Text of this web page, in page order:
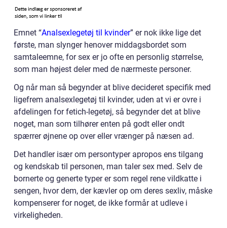
Emnet “Analsexlegetøj til kvinder” er nok ikke lige det
første, man slynger henover middagsbordet som
samtaleemne, for sex er jo ofte en personlig størrelse,
som man højest deler med de nærmeste personer.
Og når man så begynder at blive decideret specifik med
ligefrem analsexlegetøj til kvinder, uden at vi er ovre i
afdelingen for fetich-legetøj, så begynder det at blive
noget, man som tilhører enten på godt eller ondt
spærrer øjnene op over eller vrænger på næsen ad.
Det handler især om persontyper apropos ens tilgang
og kendskab til personen, man taler sex med. Selv de
bornerte og generte typer er som regel rene vildkatte i
sengen, hvor dem, der kævler op om deres sexliv, måske
kompenserer for noget, de ikke formår at udleve i
virkeligheden.